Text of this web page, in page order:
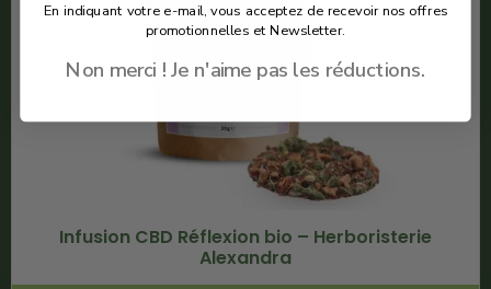
Infusion CBD Réflexion bio – Herboristerie
Alexandra
En indiquant votre e-mail, vous acceptez de recevoir nos offres
promotionnelles et Newsletter.
Non merci ! Je n'aime pas les réductions.